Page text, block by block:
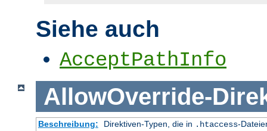
Siehe auch
AcceptPathInfo
AllowOverride-
Beschreibung: Direktiven-Typen, die in .htaccess-